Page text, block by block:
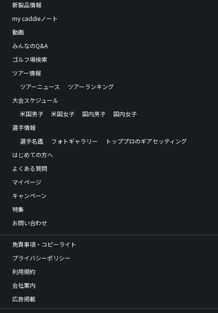
新製品情報
my caddieノート
動画
みんなのQ&A
ゴルフ場検索
ツアー情報
ツアーニュース
ツアーランキング
大会スケジュール
米国男子
米国女子 国内男子
国内女子
選手情報
選手名鑑
フォトギャラリー
トッププロのギアセッティング
はじめての方へ
よくある質問
マイページ
キャンペーン
特集
お問い合わせ
免責事項・コピーライト
プライバシーポリシー
利用規約
会社案内
広告掲載